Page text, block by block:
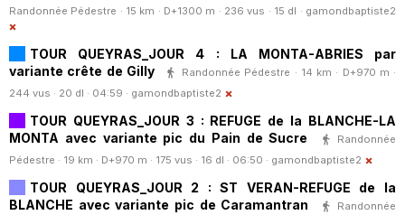
Randonnée Pédestre · 15 km · D+1300 m · 236 vus · 15 dl · gamondbaptiste2
TOUR QUEYRAS_JOUR 4 : LA MONTA-ABRIES par
variante crête de Gilly
Randonnée Pédestre · 14 km · D+970 m ·
244 vus · 20 dl · 04:59 · gamondbaptiste2
TOUR QUEYRAS_JOUR 3 : REFUGE de la BLANCHE-LA
MONTA avec variante pic du Pain de Sucre
Randonnée
Pédestre · 19 km · D+970 m · 175 vus · 16 dl · 06:50 · gamondbaptiste2
TOUR QUEYRAS_JOUR 2 : ST VERAN-REFUGE de la
BLANCHE avec variante pic de Caramantran
Randonnée